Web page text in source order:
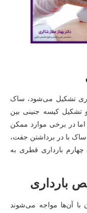
تشکیل می‌شود، ساک
تشکیل کیسه جنینی بین
در برخی موارد ممکن
با در برداشتن جفت،
بارداری قطری به
بارداری
با آن‌ها مواجه می‌شوند